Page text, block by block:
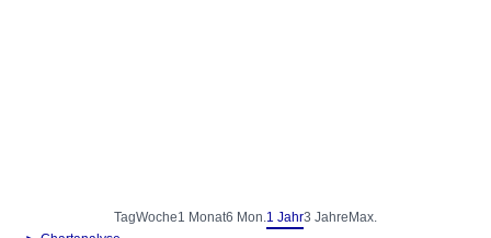
TagWoche1 Monat6 Mon.1 Jahr3 Jahre Max.